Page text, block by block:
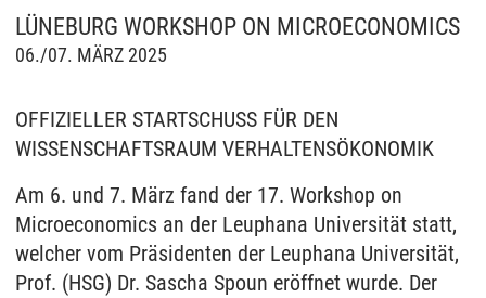
LÜNEBURG WORKSHOP ON MICROECONOMICS
06./07. MÄRZ 2025
OFFIZIELLER STARTSCHUSS FÜR DEN
WISSENSCHAFTSRAUM VERHALTENSÖKONOMIK
Am 6. und 7. März fand der 17. Workshop on
Microeconomics an der Leuphana Universität statt,
welcher vom Präsidenten der Leuphana Universität,
Prof. (HSG) Dr. Sascha Spoun eröffnet wurde. Der